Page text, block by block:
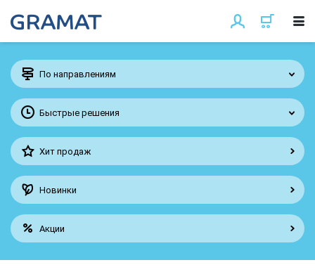
По направлениям
Быстрые решения
Хит продаж
Новинки
Акции